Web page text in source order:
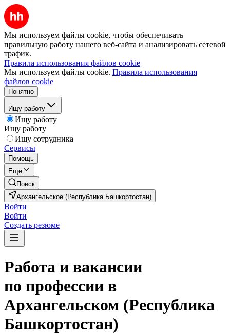
Мы используем файлы cookie, чтобы обеспечивать
правильную работу нашего веб-сайта и анализировать сетевой
трафик.
Правила использования файлов cookie
Мы используем файлы cookie. Правила использования
файлов cookie
Понятно
Ищу работу
Ищу работу
Ищу работу
Ищу сотрудника
Сервисы
Помощь
Ещё
Поиск
Архангельское (Республика Башкортостан)
Войти
Войти
Создать резюме
Работа и вакансии
по профессии в
Архангельском (Республика
Башкортостан)